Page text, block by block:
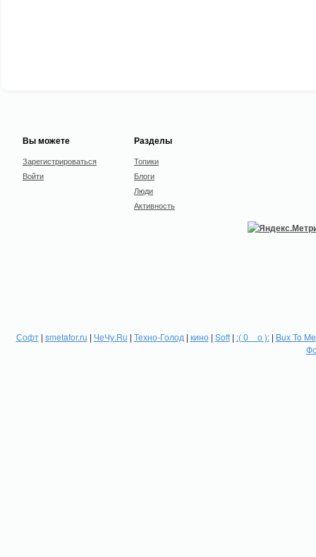
Вы можете
Зарегистрироваться
Войти
Разделы
Топики
Блоги
Люди
Активность
Софт| smetafor.ru | ЧеЧу.Ru | Техно-Голод | кино| Soft| :( 0 _ о ):| Bux To Me